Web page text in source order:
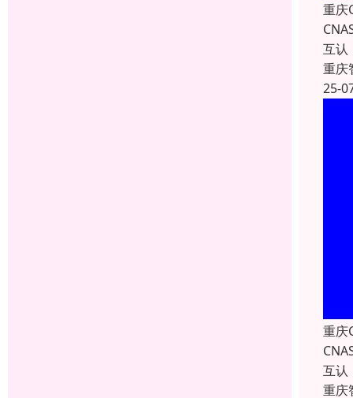
重庆
互认
重庆
25-
重庆
互认
重庆